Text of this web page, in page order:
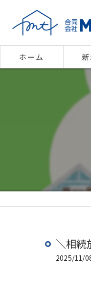
ホーム
＼相続
2025/11/